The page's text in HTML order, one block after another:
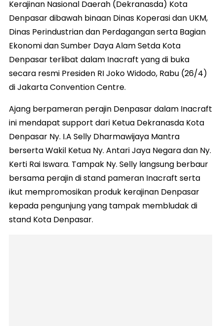
Kerajinan Nasional Daerah (Dekranasda) Kota
Denpasar dibawah binaan Dinas Koperasi dan UKM,
Dinas Perindustrian dan Perdagangan serta Bagian
Ekonomi dan Sumber Daya Alam Setda Kota
Denpasar terlibat dalam Inacraft yang di buka
secara resmi Presiden RI Joko Widodo, Rabu (26/4)
di Jakarta Convention Centre.
Ajang berpameran perajin Denpasar dalam Inacraft
ini mendapat support dari Ketua Dekranasda Kota
Denpasar Ny. I.A Selly Dharmawijaya Mantra
berserta Wakil Ketua Ny. Antari Jaya Negara dan Ny.
Kerti Rai Iswara. Tampak Ny. Selly langsung berbaur
bersama perajin di stand pameran Inacraft serta
ikut mempromosikan produk kerajinan Denpasar
kepada pengunjung yang tampak membludak di
stand Kota Denpasar.